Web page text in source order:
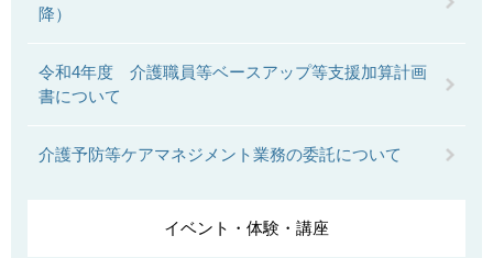
降）
令和4年度 介護職員等ベースアップ等支援加算計画
書について
介護予防等ケアマネジメント業務の委託について
イベント・体験・講座